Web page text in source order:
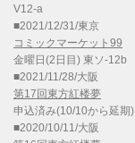
V12-a
■2021/12/31/東京
コミックマーケット99
金曜日(2日目) 東ソ-12b
■2021/11/28/大阪
第17回東方紅楼夢
申込済み(10/10から延期)
■2020/10/11/大阪